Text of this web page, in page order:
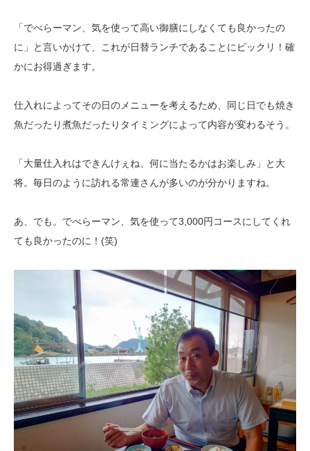
「でべらーマン、気を使って高い御膳にしなくても良かったの
に」と言いかけて、これが日替ランチであることにビックリ！確
かにお得過ぎます。
仕入れによってその日のメニューを考えるため、同じ日でも焼き
魚だったり煮魚だったりタイミングによって内容が変わるそう。
「大量仕入れはできんけぇね、何に当たるかはお楽しみ」と大
将。毎日のように訪れる常連さんが多いのが分かりますね。
あ、でも。でべらーマン、気を使って3,000円コースにしてくれ
ても良かったのに！(笑)